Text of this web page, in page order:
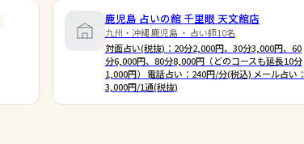
鹿児島 占いの館 千里眼 天文館店
九州・沖縄 鹿児島 ・ 占い師10名
対面占い(税抜)：20分2,000円、30分3,000円、60
分6,000円、80分8,000円（どのコースも延長10分
1,000円） 電話占い：240円/分(税込) メール占い：
3,000円/1通(税抜)